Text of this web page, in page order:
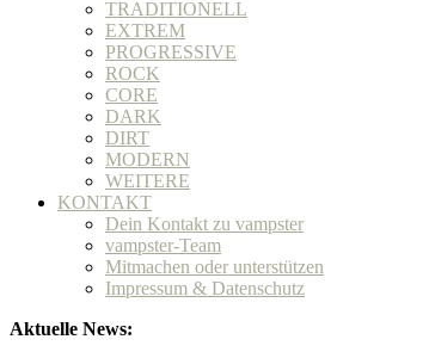
TRADITIONELL
EXTREM
PROGRESSIVE
ROCK
CORE
DARK
DIRT
MODERN
WEITERE
KONTAKT
Dein Kontakt zu vampster
vampster-Team
Mitmachen oder unterstützen
Impressum & Datenschutz
Aktuelle News: